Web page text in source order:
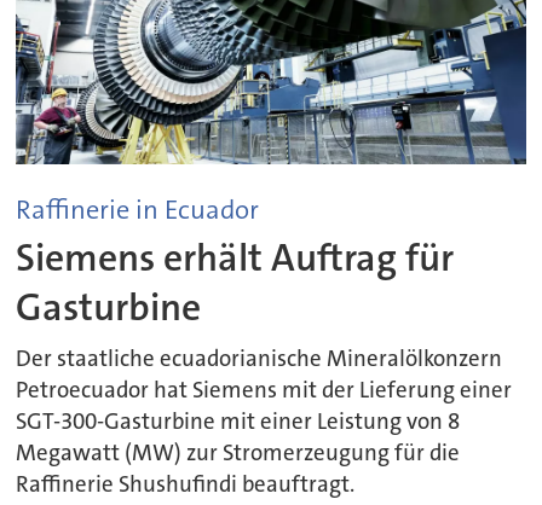
Raffinerie in Ecuador
Siemens erhält Auftrag für
Gasturbine
Der staatliche ecuadorianische Mineralölkonzern
Petroecuador hat Siemens mit der Lieferung einer
SGT-300-Gasturbine mit einer Leistung von 8
Megawatt (MW) zur Stromerzeugung für die
Raffinerie Shushufindi beauftragt.